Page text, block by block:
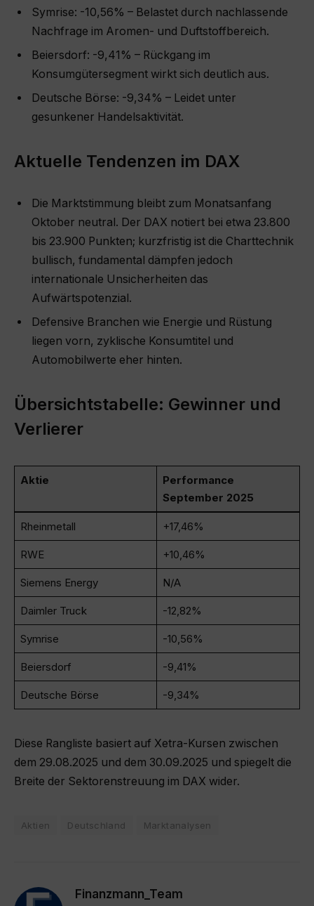
Symrise: -10,56% – Belastet durch nachlassende
Nachfrage im Aromen- und Duftstoffbereich.
Beiersdorf: -9,41% – Rückgang im
Konsumgütersegment wirkt sich deutlich aus.
Deutsche Börse: -9,34% – Leidet unter
gesunkener Handelsaktivität.
Aktuelle Tendenzen im DAX
Die Marktstimmung bleibt zum Monatsanfang
Oktober neutral. Der DAX notiert bei etwa 23.800
bis 23.900 Punkten; kurzfristig ist die Charttechnik
bullisch, fundamental dämpfen jedoch
internationale Unsicherheiten das
Aufwärtspotenzial.
Defensive Branchen wie Energie und Rüstung
liegen vorn, zyklische Konsumtitel und
Automobilwerte eher hinten.
Übersichtstabelle: Gewinner und
Verlierer
Aktie
Performance
September 2025
Rheinmetall +17,46%
RWE +10,46%
Siemens Energy N/A
Daimler Truck -12,82%
Symrise -10,56%
Beiersdorf -9,41%
Deutsche Börse -9,34%
Diese Rangliste basiert auf Xetra-Kursen zwischen
dem 29.08.2025 und dem 30.09.2025 und spiegelt die
Breite der Sektorenstreuung im DAX wider.
Aktien Deutschland Marktanalysen
Finanzmann_Team